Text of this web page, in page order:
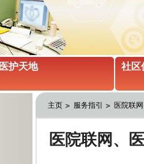
医护天地 社区
主页 服务指引 医院联